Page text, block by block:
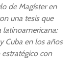
de Magíster en
una tesis que
latinoamericana:
Cuba en los años
con